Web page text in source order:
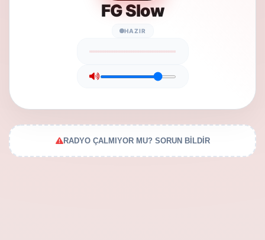
FG Slow
HAZIR
RADYO ÇALMIYOR MU? SORUN BİLDİR